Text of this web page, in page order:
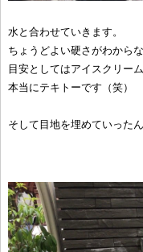
水と合わせていきます。
ちょうどよい硬さがわから
目安としてはアイスクリー
本当にテキトーです（笑）
そして目地を埋めていった